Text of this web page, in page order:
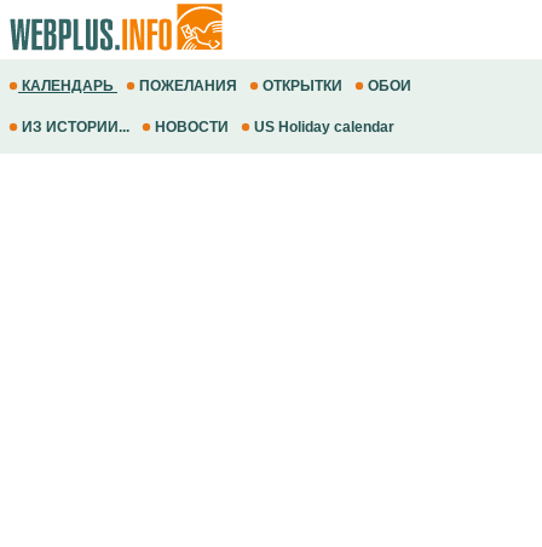
КАЛЕНДАРЬ ПОЖЕЛАНИЯ ОТКРЫТКИ ОБОИ
ИЗ ИСТОРИИ... НОВОСТИ US Holiday calendar